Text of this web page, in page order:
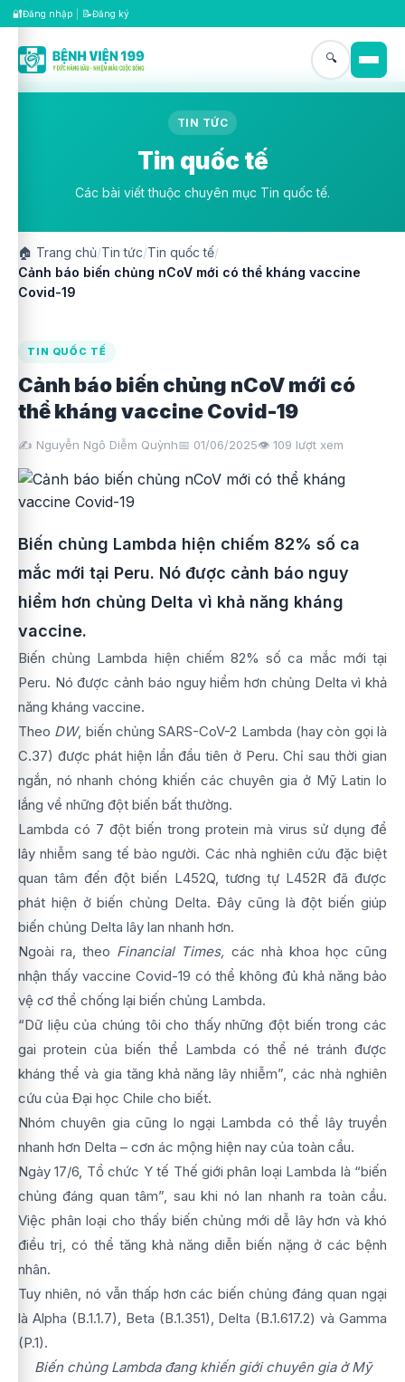
🔐Đăng nhập 📝Đăng ký
🔍
TIN TỨC
Tin quốc tế
Các bài viết thuộc chuyên mục Tin quốc tế.
🏠 Trang chủ/Tin tức/Tin quốc tế/
Cảnh báo biến chủng nCoV mới có thể kháng vaccine
Covid-19
TIN QUỐC TẾ
Cảnh báo biến chủng nCoV mới có
thể kháng vaccine Covid-19
✍️ Nguyễn Ngô Diễm Quỳnh📅 01/06/2025👁️ 109 lượt xem
Biến chủng Lambda hiện chiếm 82% số ca
mắc mới tại Peru. Nó được cảnh báo nguy
hiểm hơn chủng Delta vì khả năng kháng
vaccine.
Biến chủng Lambda hiện chiếm 82% số ca mắc mới tại
Peru. Nó được cảnh báo nguy hiểm hơn chủng Delta vì khả
năng kháng vaccine.
Theo DW, biến chủng SARS-CoV-2 Lambda (hay còn gọi là
C.37) được phát hiện lần đầu tiên ở Peru. Chỉ sau thời gian
ngắn, nó nhanh chóng khiến các chuyên gia ở Mỹ Latin lo
lắng về những đột biến bất thường.
Lambda có 7 đột biến trong protein mà virus sử dụng để
lây nhiễm sang tế bào người. Các nhà nghiên cứu đặc biệt
quan tâm đến đột biến L452Q, tương tự L452R đã được
phát hiện ở biến chủng Delta. Đây cũng là đột biến giúp
biến chủng Delta lây lan nhanh hơn.
Ngoài ra, theo Financial Times, các nhà khoa học cũng
nhận thấy vaccine Covid-19 có thể không đủ khả năng bảo
vệ cơ thể chống lại biến chủng Lambda.
“Dữ liệu của chúng tôi cho thấy những đột biến trong các
gai protein của biến thể Lambda có thể né tránh được
kháng thể và gia tăng khả năng lây nhiễm”, các nhà nghiên
cứu của Đại học Chile cho biết.
Nhóm chuyên gia cũng lo ngại Lambda có thể lây truyền
nhanh hơn Delta – cơn ác mộng hiện nay của toàn cầu.
Ngày 17/6, Tổ chức Y tế Thế giới phân loại Lambda là “biến
chủng đáng quan tâm”, sau khi nó lan nhanh ra toàn cầu.
Việc phân loại cho thấy biến chủng mới dễ lây hơn và khó
điều trị, có thể tăng khả năng diễn biến nặng ở các bệnh
nhân.
Tuy nhiên, nó vẫn thấp hơn các biến chủng đáng quan ngại
là Alpha (B.1.1.7), Beta (B.1.351), Delta (B.1.617.2) và Gamma
(P.1).
Biến chủng Lambda đang khiến giới chuyên gia ở Mỹ